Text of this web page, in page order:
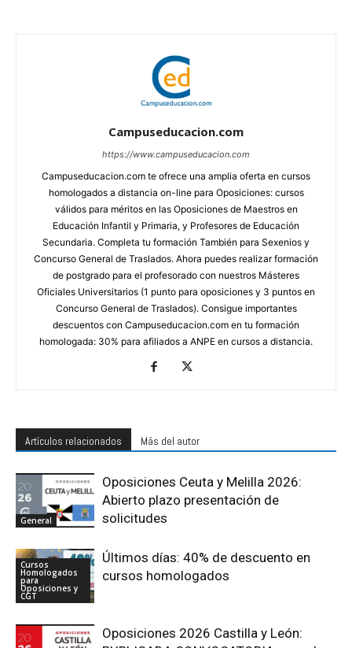
Campuseducacion.com
https://www.campuseducacion.com
Campuseducacion.com te ofrece una amplia oferta en cursos
homologados a distancia on-line para Oposiciones: cursos
válidos para méritos en las Oposiciones de Maestros en
Educación Infantil y Primaria, y Profesores de Educación
Secundaria. Completa tu formación También para Sexenios y
Concurso General de Traslados. Ahora puedes realizar formación
de postgrado para el profesorado con nuestros Másteres
Oficiales Universitarios (1 punto para oposiciones y 3 puntos en
Concurso General de Traslados). Consigue importantes
descuentos con Campuseducacion.com en tu formación
homologada: 30% para afiliados a ANPE en cursos a distancia.
Artículos relacionados Más del autor
General
Oposiciones Ceuta y Melilla 2026:
Abierto plazo presentación de
solicitudes
Cursos
Homologados
para
Oposiciones y
CGT
Últimos días: 40% de descuento en
cursos homologados
Oposiciones 2026 Castilla y León: